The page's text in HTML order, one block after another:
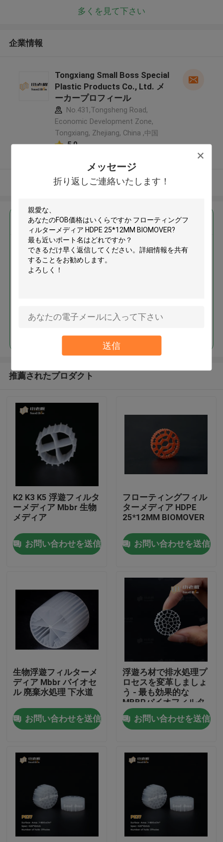
メッセージ
折り返しご連絡いたします！
送信
家
私達について
工場旅行
品質管理
私達に連絡しなさい
MBBRフィルタメディア
MBBRの生物媒体
多くを見て下さい
企業情報
Tongxiang Small Boss Special
Plastic Products Co., Ltd. メ
ーカープロフィール
No.431,Tongsheng Road,
Economic Development Zone,
Tongxiang, Zhejiang, China ,中国
5.0
多くを見て下さい
最高の価格で
フローティングフィルターメデ
ィア HDPE 25*12MM BIOMOVER
推薦されたプロダクト
K2 K3 K5 浮遊フィルタ
ーメディア Mbbr 生物
メディア
お問い合わせを送信
フローティングフィル
ターメディア HDPE
25*12MM BIOMOVER
お問い合わせを送信
生物浮遊フィルターメ
ディア Mbbr バイオセ
ル 廃棄水処理 下水道
お問い合わせを送信
浮遊ろ材で排水処理プ
ロセスを変革しましょ
う - 最も効果的な
MBBRバイオフィルタ
ーろ材
お問い合わせを送信